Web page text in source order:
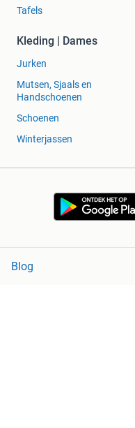
Tafels
Kleding | Dames
Jurken
Mutsen, Sjaals en
Handschoenen
Schoenen
Winterjassen
Blog